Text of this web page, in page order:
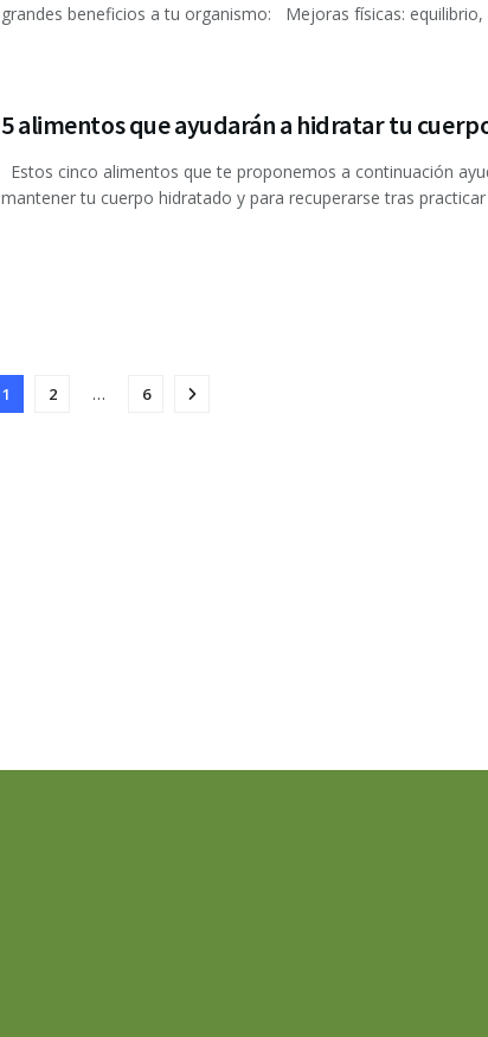
grandes beneficios a tu organismo: Mejoras físicas: equilibrio,
5 alimentos que ayudarán a hidratar tu
Estos cinco alimentos que te proponemos a continuación
mantener tu cuerpo hidratado y para recuperarse tras practicar
1 2 … 6